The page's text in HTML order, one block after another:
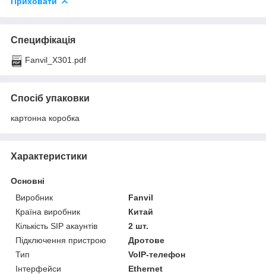
Специфікація
Fanvil_X301.pdf
Спосіб упаковки
картонна коробка
Характеристики
Основні
Виробник
Fanvil
Країна виробник
Китай
Кількість SIP акаунтів
2 шт.
Підключення пристрою
Дротове
Тип
VoIP-телефон
Інтерфейси
Ethernet